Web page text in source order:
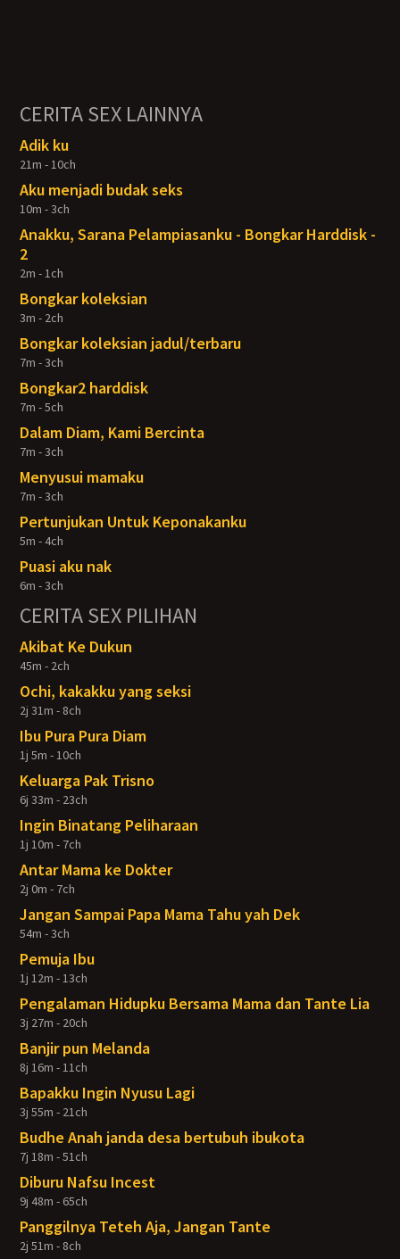
CERITA SEX LAINNYA
Adik ku
21m - 10ch
Aku menjadi budak seks
10m - 3ch
Anakku, Sarana Pelampiasanku - Bongkar Harddisk -
2
2m - 1ch
Bongkar koleksian
3m - 2ch
Bongkar koleksian jadul/terbaru
7m - 3ch
Bongkar2 harddisk
7m - 5ch
Dalam Diam, Kami Bercinta
7m - 3ch
Menyusui mamaku
7m - 3ch
Pertunjukan Untuk Keponakanku
5m - 4ch
Puasi aku nak
6m - 3ch
CERITA SEX PILIHAN
Akibat Ke Dukun
45m - 2ch
Ochi, kakakku yang seksi
2j 31m - 8ch
Ibu Pura Pura Diam
1j 5m - 10ch
Keluarga Pak Trisno
6j 33m - 23ch
Ingin Binatang Peliharaan
1j 10m - 7ch
Antar Mama ke Dokter
2j 0m - 7ch
Jangan Sampai Papa Mama Tahu yah Dek
54m - 3ch
Pemuja Ibu
1j 12m - 13ch
Pengalaman Hidupku Bersama Mama dan Tante Lia
3j 27m - 20ch
Banjir pun Melanda
8j 16m - 11ch
Bapakku Ingin Nyusu Lagi
3j 55m - 21ch
Budhe Anah janda desa bertubuh ibukota
7j 18m - 51ch
Diburu Nafsu Incest
9j 48m - 65ch
Panggilnya Teteh Aja, Jangan Tante
2j 51m - 8ch